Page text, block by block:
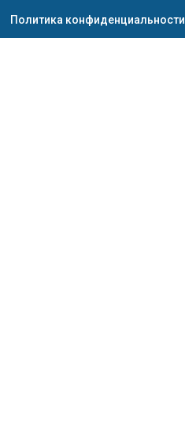
Политика конфиденциальности